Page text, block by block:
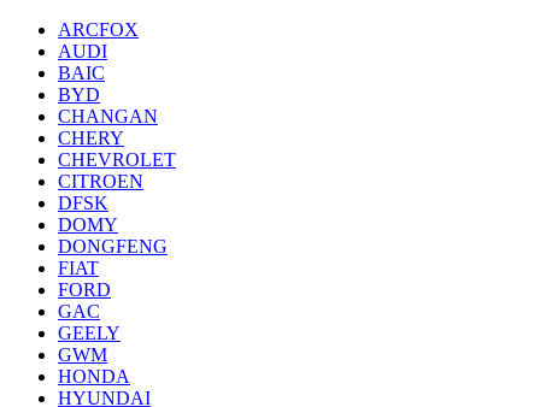
ARCFOX
AUDI
BAIC
BYD
CHANGAN
CHERY
CHEVROLET
CITROEN
DFSK
DOMY
DONGFENG
FIAT
FORD
GAC
GEELY
GWM
HONDA
HYUNDAI